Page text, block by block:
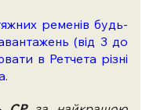
ременів будь-
(від 3 до
в Ретчета різні